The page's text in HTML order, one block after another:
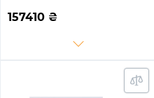
1BAT LiFePO4 6000 циклів
(SV-1SL8K1-SV14.3K1-1)
157410 ₴